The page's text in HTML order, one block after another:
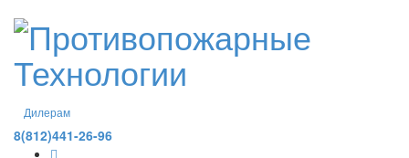
Дилерам
8(812)441-26-96